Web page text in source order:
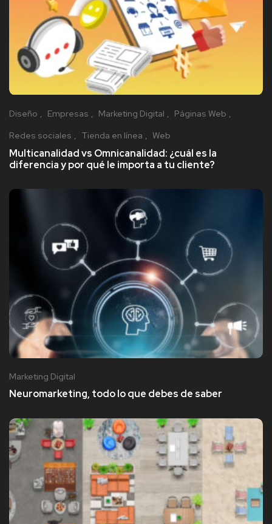
Diseño Empresas Marketing Digital
Páginas Web
Redes sociales
Tienda en línea Web
Multicanalidad vs Omnicanalidad: ¿cuál es la
diferencia y por qué le importa a tu cliente?
Marketing Digital
Neuromarketing, todo lo que debes de saber